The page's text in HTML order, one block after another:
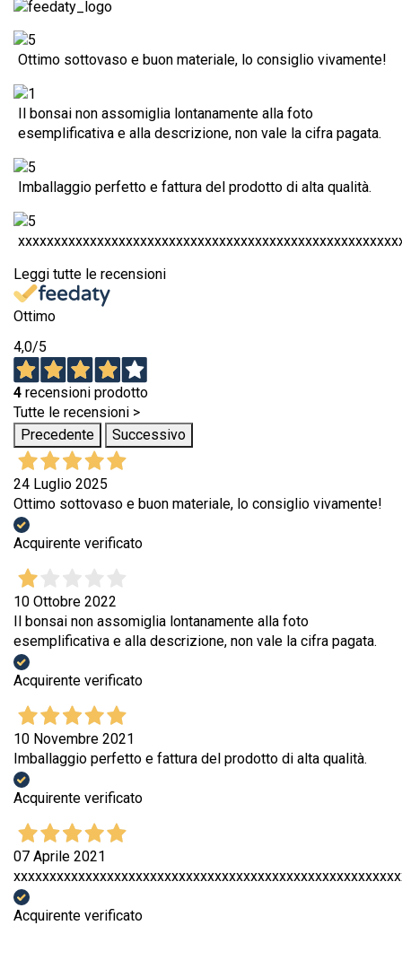
Ottimo sottovaso e buon materiale, lo consiglio vivamente!
Il bonsai non assomiglia lontanamente alla foto
esemplificativa e alla descrizione, non vale la cifra pagata.
Imballaggio perfetto e fattura del prodotto di alta qualità.
Leggi tutte le recensioni
Ottimo
4,0/5
4 recensioni prodotto
Tutte le recensioni >
Precedente
Successivo
24 Luglio 2025
Ottimo sottovaso e buon materiale, lo consiglio vivamente!
Acquirente verificato
10 Ottobre 2022
Il bonsai non assomiglia lontanamente alla foto
esemplificativa e alla descrizione, non vale la cifra pagata.
Acquirente verificato
10 Novembre 2021
Imballaggio perfetto e fattura del prodotto di alta qualità.
Acquirente verificato
07 Aprile 2021
Acquirente verificato